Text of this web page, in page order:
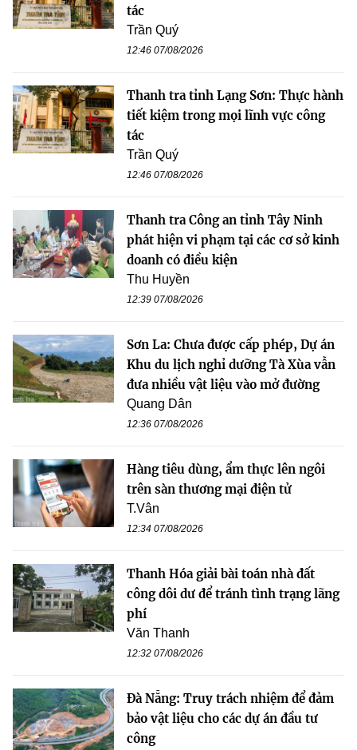
tác
Trần Quý
12:46 07/08/2026
Thanh tra tỉnh Lạng Sơn: Thực hành
tiết kiệm trong mọi lĩnh vực công
tác
Trần Quý
12:46 07/08/2026
Thanh tra Công an tỉnh Tây Ninh
phát hiện vi phạm tại các cơ sở kinh
doanh có điều kiện
Thu Huyền
12:39 07/08/2026
Sơn La: Chưa được cấp phép, Dự án
Khu du lịch nghỉ dưỡng Tà Xùa vẫn
đưa nhiều vật liệu vào mở đường
Quang Dân
12:36 07/08/2026
Hàng tiêu dùng, ẩm thực lên ngôi
trên sàn thương mại điện tử
T.Vân
12:34 07/08/2026
Thanh Hóa giải bài toán nhà đất
công dôi dư để tránh tình trạng lãng
phí
Văn Thanh
12:32 07/08/2026
Đà Nẵng: Truy trách nhiệm để đảm
bảo vật liệu cho các dự án đầu tư
công